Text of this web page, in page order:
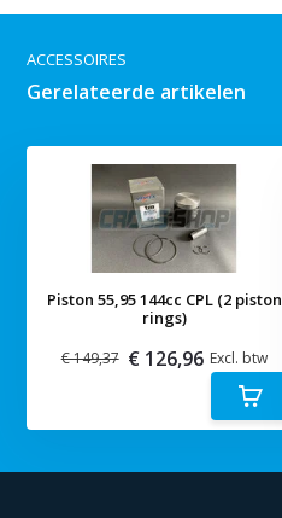
ACCESSOIRES
Gerelateerde artikelen
Piston 55,95 144cc CPL (2 piston
rings)
€ 149,37 € 126,96 Excl. btw